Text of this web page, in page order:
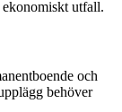
utfall.
och
behöver